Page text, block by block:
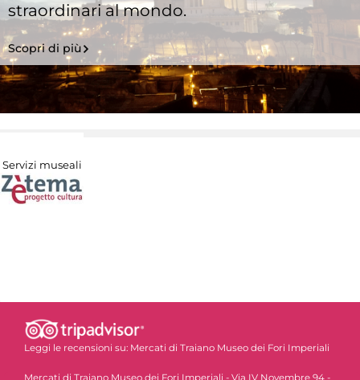
straordinari al mondo.
Scopri di più
Servizi museali
Leggi le recensioni su: Mercati di Traiano Museo dei Fori Imperiali
Mercati di Traiano Museo dei Fori Imperiali - Via IV Novembre 94 -